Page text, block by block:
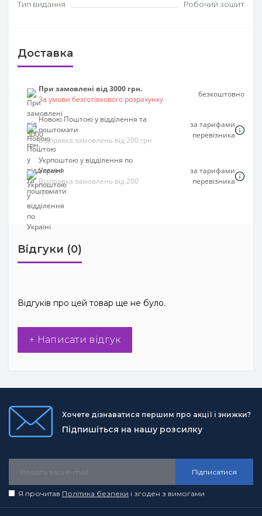
Тип видання
Робочий зошит
Доставка
При замовлені від 3000 грн.
За умови безготівкового розрахунку
безкоштовно
Новою Поштою у відділення та
поштомати
Відправка замовлень від 200 грн
за тарифами
перевізника
Укрпоштою у відділення по
Україні
Відправка замовлень від 200
грн
за тарифами
перевізника
Відгуки (0)
Відгуків про цей товар ще не було.
+ Написати відгук
Хочете дізнаватися першим про акції і знижки?
Підпишіться на нашу розсилку
Підписатися
Я прочитав Політика безпеки і згоден з вимогами